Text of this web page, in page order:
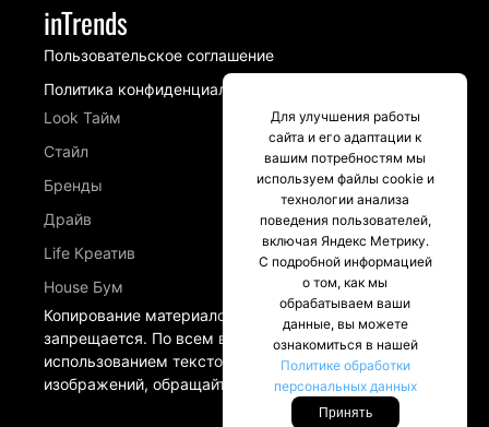
inTrends
Пользовательское соглашение
Политика конфиденциальности
Look Тайм
Стайл
Бренды
Драйв
Life Креатив
House Бум
Копирование материалов сайта intrends.ru
запрещается. По всем вопросам, связанных с
использованием текстовых материалов и
изображений, обращайтесь в разделе Контакты.
Для улучшения работы
сайта и его адаптации к
вашим потребностям мы
используем файлы cookie и
технологии анализа
поведения пользователей,
включая Яндекс Метрику.
С подробной информацией
о том, как мы
обрабатываем ваши
данные, вы можете
ознакомиться в нашей
Политике обработки
персональных данных
Принять